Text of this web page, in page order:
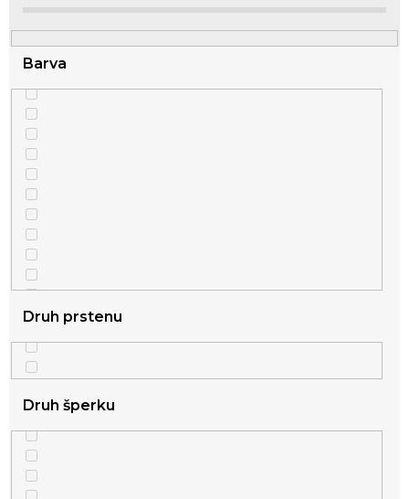
t
ů Barva
Druh prstenu
Druh šperku